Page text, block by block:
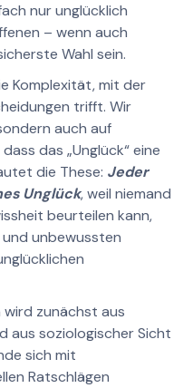
nur unglücklich
– wenn auch
Wahl sein.
Komplexität, mit der
trifft. Wir
auch auf
das „Unglück“ eine
die These: Jeder
Unglück, weil niemand
beurteilen kann,
und unbewussten
zunächst aus
aus soziologischer Sicht
sich mit
Ratschlägen